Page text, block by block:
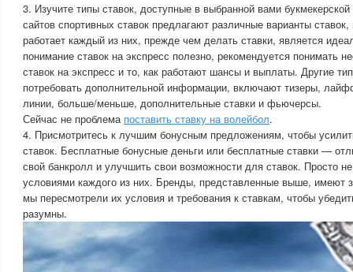
3. Изучите типы ставок, доступные в выбранной вами
сайтов спортивных ставок предлагают различные варианты ставок,
работает каждый из них, прежде чем делать ставки, является
понимание ставок на экспресс полезно, рекомендуется понимать
ставок на экспресс и то, как работают шансы и выплаты. Другие
потребовать дополнительной информации, включают тизеры,
линии, больше/меньше, дополнительные ставки и фьючерсы.
Сейчас не проблема поставить ставку на волейбол.
4. Присмотритесь к лучшим бонусным предложениям, чтобы
ставок. Бесплатные бонусные деньги или бесплатные ставки —
свой банкролл и улучшить свои возможности для ставок. Просто
условиями каждого из них. Бренды, представленные выше, имеют
мы пересмотрели их условия и требования к ставкам, чтобы
разумны.